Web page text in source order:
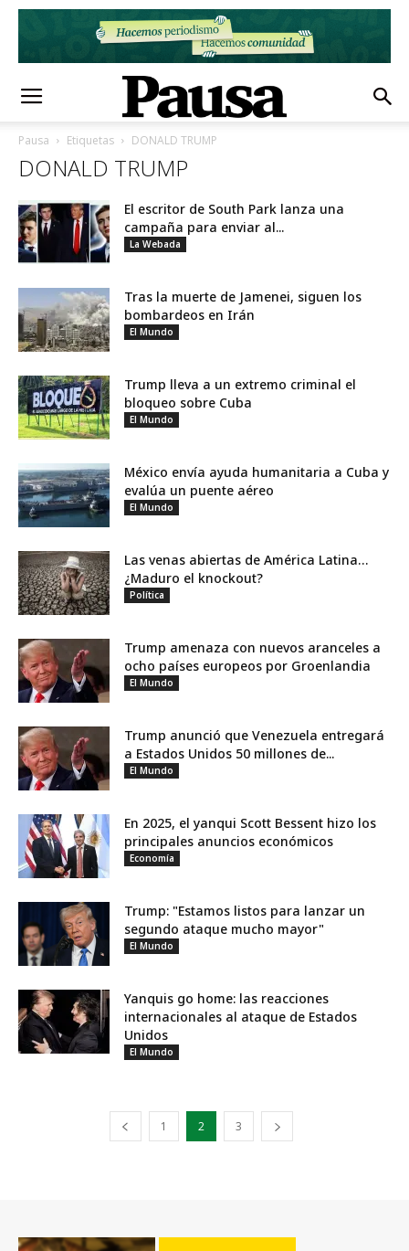
Pausa Etiquetas DONALD TRUMP
DONALD TRUMP
El escritor de South Park lanza una
campaña para enviar al...
La Webada
Tras la muerte de Jamenei, siguen los
bombardeos en Irán
El Mundo
Trump lleva a un extremo criminal el
bloqueo sobre Cuba
El Mundo
México envía ayuda humanitaria a Cuba y
evalúa un puente aéreo
El Mundo
Las venas abiertas de América Latina…
¿Maduro el knockout?
Política
Trump amenaza con nuevos aranceles a
ocho países europeos por Groenlandia
El Mundo
Trump anunció que Venezuela entregará
a Estados Unidos 50 millones de...
El Mundo
En 2025, el yanqui Scott Bessent hizo los
principales anuncios económicos
Economía
Trump: "Estamos listos para lanzar un
segundo ataque mucho mayor"
El Mundo
Yanquis go home: las reacciones
internacionales al ataque de Estados
Unidos
El Mundo
1 2 3